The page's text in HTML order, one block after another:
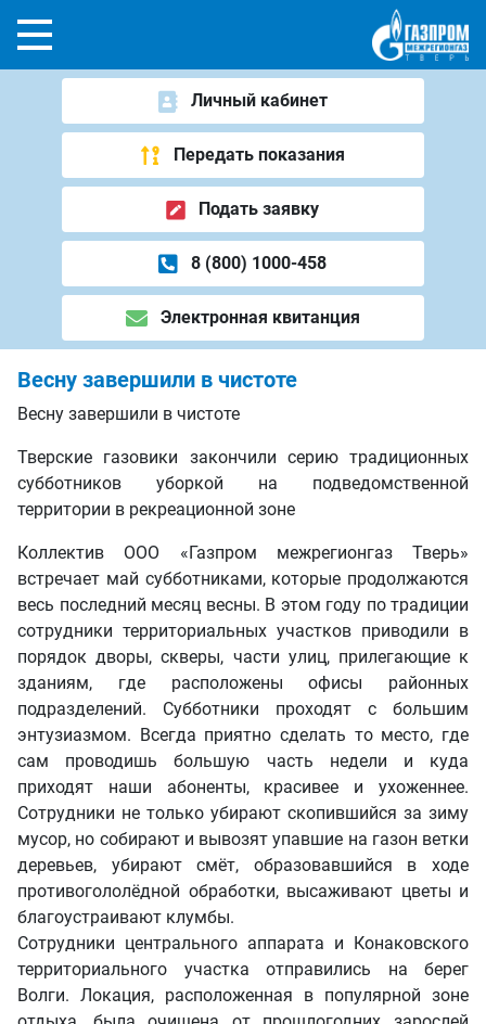
Личный кабинет
Передать показания
Подать заявку
8 (800) 1000-458
Электронная квитанция
Весну завершили в чистоте
Весну завершили в чистоте
Тверские газовики закончили серию традиционных
субботников уборкой на подведомственной
территории в рекреационной зоне
Коллектив ООО «Газпром межрегионгаз Тверь»
встречает май субботниками, которые продолжаются
весь последний месяц весны. В этом году по традиции
сотрудники территориальных участков приводили в
порядок дворы, скверы, части улиц, прилегающие к
зданиям, где расположены офисы районных
подразделений. Субботники проходят с большим
энтузиазмом. Всегда приятно сделать то место, где
сам проводишь большую часть недели и куда
приходят наши абоненты, красивее и ухоженнее.
Сотрудники не только убирают скопившийся за зиму
мусор, но собирают и вывозят упавшие на газон ветки
деревьев, убирают смёт, образовавшийся в ходе
противогололёдной обработки, высаживают цветы и
благоустраивают клумбы.
Сотрудники центрального аппарата и Конаковского
территориального участка отправились на берег
Волги. Локация, расположенная в популярной зоне